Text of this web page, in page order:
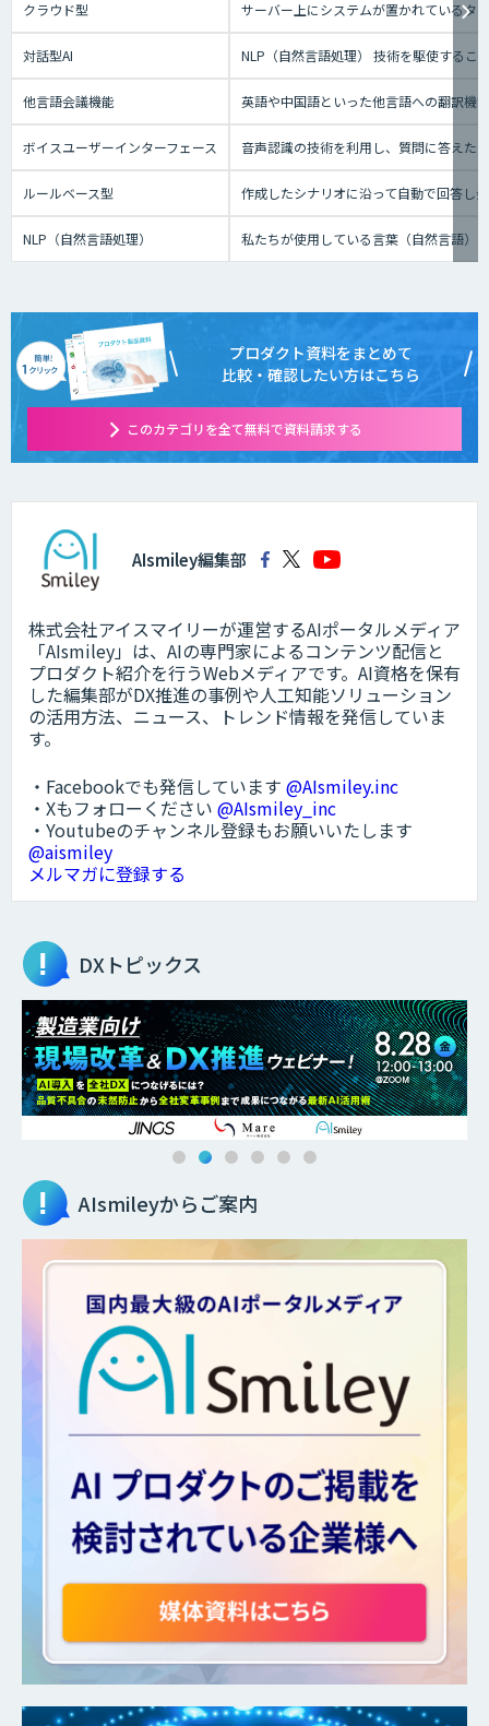
クラウド型 サーバー上にシステムが置かれているタ
対話型AI NLP（自然言語処理） 技術を駆使するこ
他言語会議機能 英語や中国語といった他言語への翻訳機
ボイスユーザーインターフェース 音声認識の技術を利用し、質問に答えた
ルールベース型 作成したシナリオに沿って自動で回答し
NLP（自然言語処理） 私たちが使用している言葉（自然言語）
プロダクト資料をまとめて
比較・確認したい方はこちら
このカテゴリを全て無料で資料請求する
AIsmiley編集部
株式会社アイスマイリーが運営するAIポータルメディア
「AIsmiley」は、AIの専門家によるコンテンツ配信と
プロダクト紹介を行うWebメディアです。AI資格を保有
した編集部がDX推進の事例や人工知能ソリューション
の活用方法、ニュース、トレンド情報を発信していま
す。
・Facebookでも発信しています @AIsmiley.inc
・Xもフォローください @AIsmiley_inc
・Youtubeのチャンネル登録もお願いいたします
@aismiley
メルマガに登録する
DXトピックス
AIsmileyからご案内